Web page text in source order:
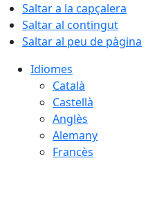
Saltar a la capçalera
Saltar al contingut
Saltar al peu de pàgina
Idiomes
Català
Castellà
Anglès
Alemany
Francès